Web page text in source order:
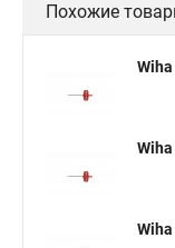
Похожие